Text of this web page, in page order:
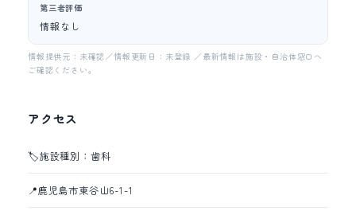
第三者評価
情報なし
情報提供元：未確認／情報更新日：未登録 ／最新情報は施設・自治体窓口へ
ご確認ください。
アクセス
🏷️施設種別：歯科
📍鹿児島市東谷山6-1-1